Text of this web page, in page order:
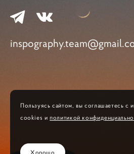
Пользуясь сайтом, вы соглашаетесь с
cookies иполитикой
Хорошо